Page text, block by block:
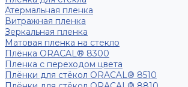
Атермальная пленка
Витражная пленка
Зеркальная пленка
Матовая пленка на стекло
Плёнка ORACAL® 8300
Пленка с переходом цвета
Плёнки для стёкол ORACAL® 8510